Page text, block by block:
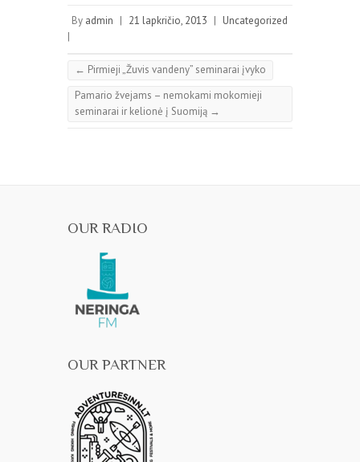
i
w
)
w
o
w
By admin | 21 lapkričio, 2013 | Uncategorized
|
← Pirmieji „Žuvis vandeny” seminarai įvyko
Pamario žvejams – nemokami mokomieji
seminarai ir kelionė į Suomiją →
OUR RADIO
OUR PARTNER